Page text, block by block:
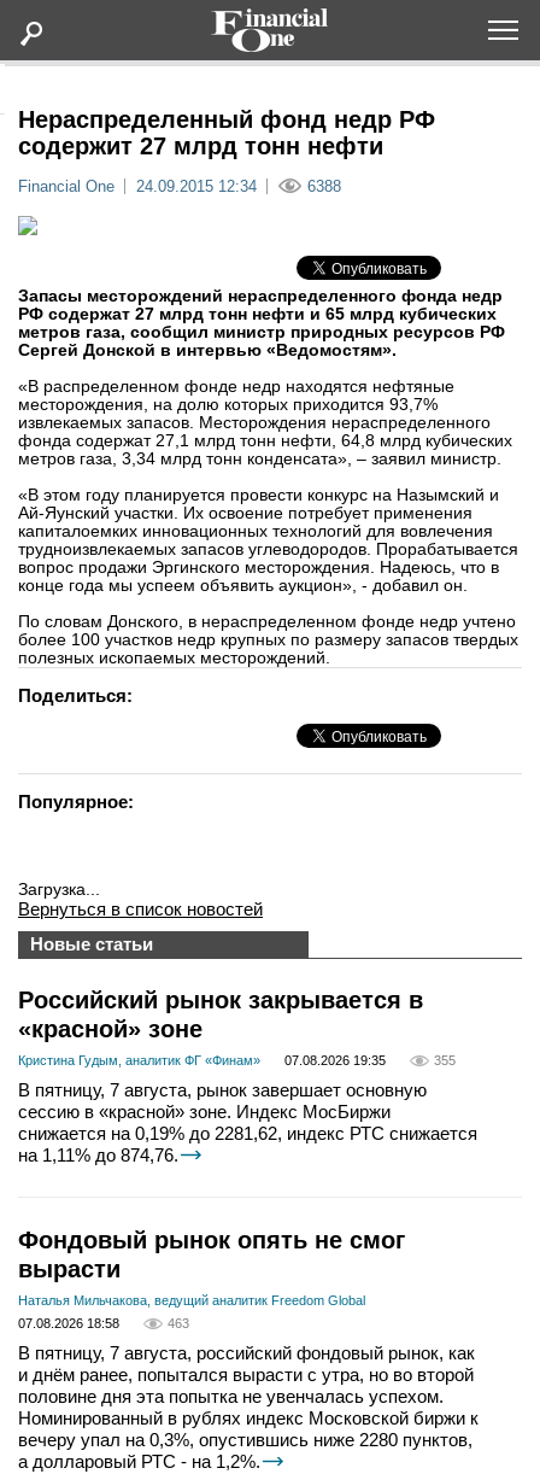
Статьи
Lifestyle
Новости
Интервью
вконтакте
телеграм
Стать автором
Нераспределенный фонд недр РФ
содержит 27 млрд тонн нефти
Financial One 24.09.2015 12:34 6388
Запасы месторождений нераспределенного фонда недр
РФ содержат 27 млрд тонн нефти и 65 млрд кубических
метров газа, сообщил министр природных ресурсов РФ
Сергей Донской в интервью «Ведомостям».
«В распределенном фонде недр находятся нефтяные
месторождения, на долю которых приходится 93,7%
извлекаемых запасов. Месторождения нераспределенного
фонда содержат 27,1 млрд тонн нефти, 64,8 млрд кубических
метров газа, 3,34 млрд тонн конденсата», – заявил министр.
«В этом году планируется провести конкурс на Назымский и
Ай-Яунский участки. Их освоение потребует применения
капиталоемких инновационных технологий для вовлечения
трудноизвлекаемых запасов углеводородов. Прорабатывается
вопрос продажи Эргинского месторождения. Надеюсь, что в
конце года мы успеем объявить аукцион», - добавил он.
По словам Донского, в нераспределенном фонде недр учтено
более 100 участков недр крупных по размеру запасов твердых
полезных ископаемых месторождений.
Поделиться:
Популярное:
Загрузка...
Вернуться в список новостей
Новые статьи
Российский рынок закрывается в
«красной» зоне
Кристина Гудым, аналитик ФГ «Финам» 07.08.2026 19:35 355
В пятницу, 7 августа, рынок завершает основную
сессию в «красной» зоне. Индекс МосБиржи
снижается на 0,19% до 2281,62, индекс РТС снижается
на 1,11% до 874,76.
Фондовый рынок опять не смог
вырасти
Наталья Мильчакова, ведущий аналитик Freedom Global
07.08.2026 18:58
463
В пятницу, 7 августа, российский фондовый рынок, как
и днём ранее, попытался вырасти с утра, но во второй
половине дня эта попытка не увенчалась успехом.
Номинированный в рублях индекс Московской биржи к
вечеру упал на 0,3%, опустившись ниже 2280 пунктов,
а долларовый РТС - на 1,2%.